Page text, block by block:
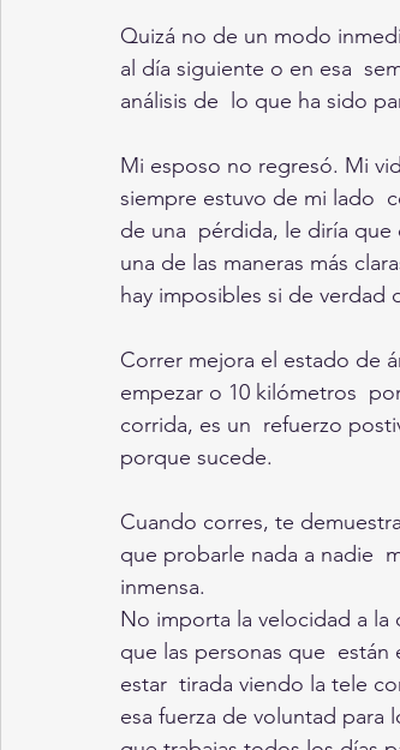
Quizá no de un modo
al día siguiente o en esa
análisis de  lo que ha sido
Mi esposo no regresó. Mi
siempre estuvo de mi lado
de una  pérdida, le diría
una de las maneras más
hay imposibles si de verdad
Correr mejora el estado de
empezar o 10 kilómetros
corrida, es un  refuerzo
porque sucede.
Cuando corres, te
que probarle nada a nadie
inmensa.
No importa la velocidad a la
que las personas que  están
estar  tirada viendo la tele
esa fuerza de voluntad para